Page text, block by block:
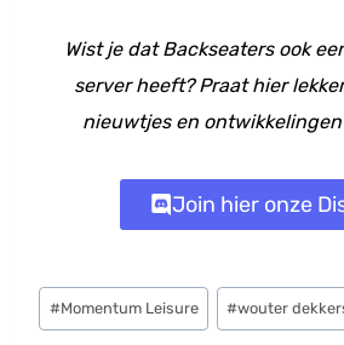
Wist je dat Backseaters ook
server heeft? Praat hier
nieuwtjes en
Join hier onze
Bericht
tags:
#Momentum Leisure #wouter